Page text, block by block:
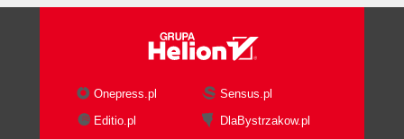
Onepress.pl
Sensus.pl
Editio.pl
DlaBystrzakow.pl